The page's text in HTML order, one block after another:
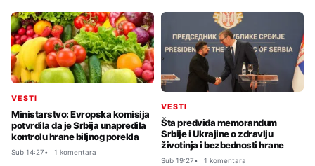
VESTI
Ministarstvo: Evropska komisija
potvrdila da je Srbija unapredila
kontrolu hrane biljnog porekla
Sub 14:27 1 komentara
VESTI
Šta predviđa memorandum
Srbije i Ukrajine o zdravlju
životinja i bezbednosti hrane
Sub 19:27 1 komentara